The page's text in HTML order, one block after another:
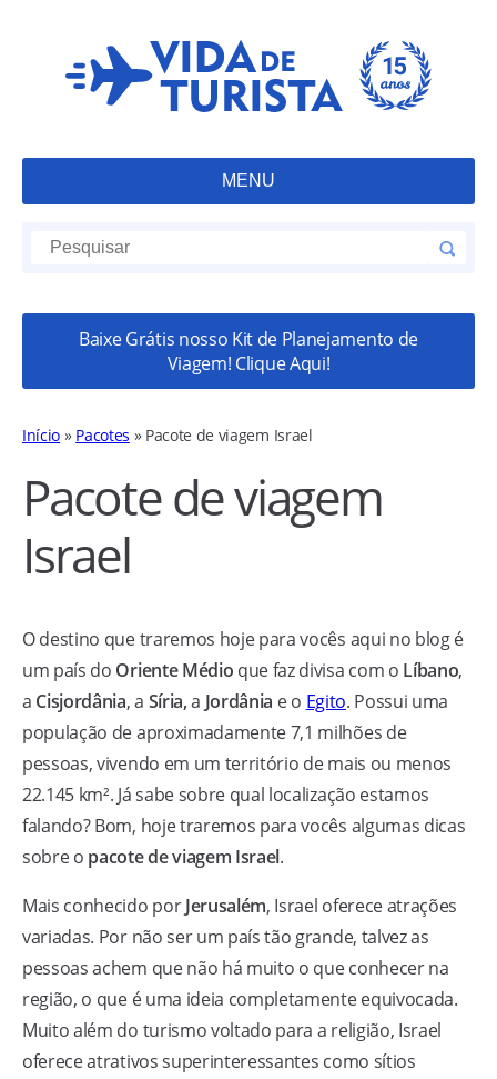
MENU
Baixe Grátis nosso Kit de Planejamento de
Viagem! Clique Aqui!
Início » Pacotes » Pacote de viagem Israel
Pacote de viagem
Israel
O destino que traremos hoje para vocês aqui no blog é
um país do Oriente Médio que faz divisa com o Líbano,
a Cisjordânia, a Síria,a Jordânia e o Egito. Possui uma
população de aproximadamente 7,1 milhões de
pessoas, vivendo em um território de mais ou menos
22.145 km². Já sabe sobre qual localização estamos
falando? Bom, hoje traremos para vocês algumas dicas
sobre o pacote de viagem Israel.
Mais conhecido porJerusalém, Israel oferece atrações
variadas. Por não ser um país tão grande, talvez as
pessoas achem que não há muito o que conhecer na
região, o que é uma ideia completamente equivocada.
Muito além do turismo voltado para a religião, Israel
oferece atrativos superinteressantes como sítios